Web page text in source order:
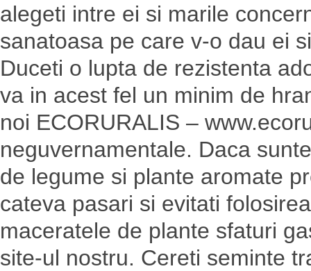
alegeti intre ei si marile
sanatoasa pe care v-o dau ei
Duceti o lupta de rezistenta
va in acest fel un minim de
noi ECORURALIS –
neguvernamentale. Daca
de legume si plante aromate
cateva pasari si evitati
maceratele de plante sfaturi
site-ul nostru. Cereti seminte